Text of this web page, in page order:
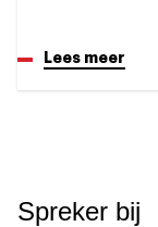
Lees meer
Spreker bij